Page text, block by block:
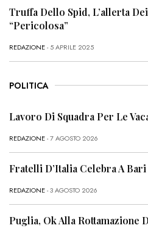
Truffa Dello Spid, L’allerta
“Pericolosa”
REDAZIONE- 5 APRILE 2025
POLITICA
Lavoro Di Squadra Per Le
REDAZIONE- 7 AGOSTO 2026
Fratelli D’Italia Celebra A
REDAZIONE- 3 AGOSTO 2026
Puglia, Ok Alla Rottamazione